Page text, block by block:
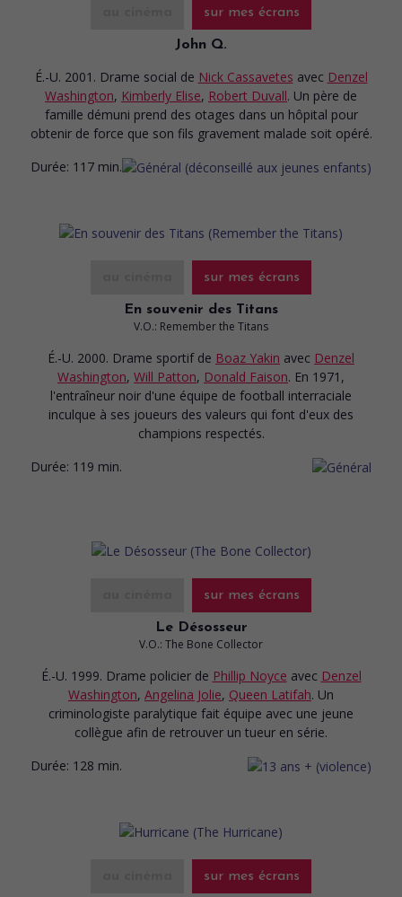
sur mes écrans
John Q.
É.-U. 2001. Drame social de Nick Cassavetes avec Denzel
Washington, Kimberly Elise, Robert Duvall. Un père de
famille démuni prend des otages dans un hôpital pour
obtenir de force que son fils gravement malade soit opéré.
Durée: 117 min.
sur mes écrans
En souvenir des Titans
V.O.: Remember the Titans
É.-U. 2000. Drame sportif de Boaz Yakin avec Denzel
Washington, Will Patton, Donald Faison. En 1971,
l'entraîneur noir d'une équipe de football interraciale
inculque à ses joueurs des valeurs qui font d'eux des
champions respectés.
Durée: 119 min.
sur mes écrans
Le Désosseur
V.O.: The Bone Collector
É.-U. 1999. Drame policier de Phillip Noyce avec Denzel
Washington, Angelina Jolie, Queen Latifah. Un
criminologiste paralytique fait équipe avec une jeune
collègue afin de retrouver un tueur en série.
Durée: 128 min.
sur mes écrans